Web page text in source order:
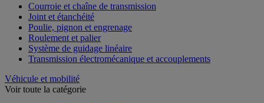
Courroie et chaîne de transmission
Joint et étanchéité
Poulie, pignon et engrenage
Roulement et palier
Système de guidage linéaire
Transmission électromécanique et accouplements
Véhicule et mobilité
Voir toute la catégorie